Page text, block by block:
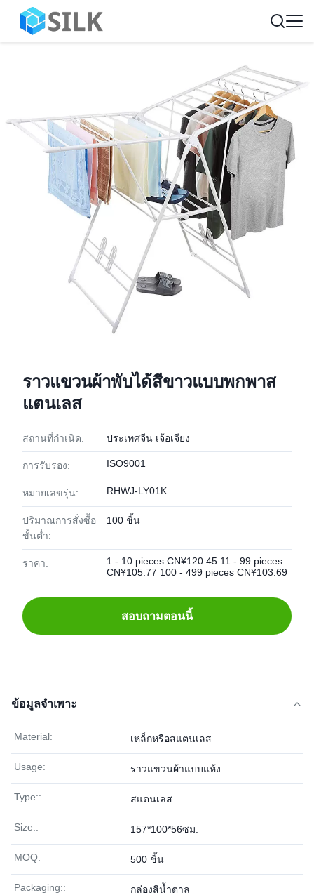
ราวแขวนผ้าพับได้สีขาวแบบพกพาส
แตนเลส
สถานที่กำเนิด: ประเทศจีน เจ้อเจียง
การรับรอง: ISO9001
หมายเลขรุ่น: RHWJ-LY01K
ปริมาณการสั่งซื้อ
ขั้นต่ำ:
100 ชิ้น
ราคา:
1 - 10 pieces CN¥120.45 11 - 99 pieces
CN¥105.77 100 - 499 pieces CN¥103.69
สอบถามตอนนี้
ข้อมูลจำเพาะ
Material: เหล็กหรือสแตนเลส
Usage: ราวแขวนผ้าแบบแห้ง
Type:: สแตนเลส
Size:: 157*100*56ซม.
MOQ: 500 ชิ้น
Packaging:: กล่องสีน้ำตาล